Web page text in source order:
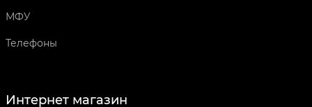
МФУ
Телефоны
Интернет магазин